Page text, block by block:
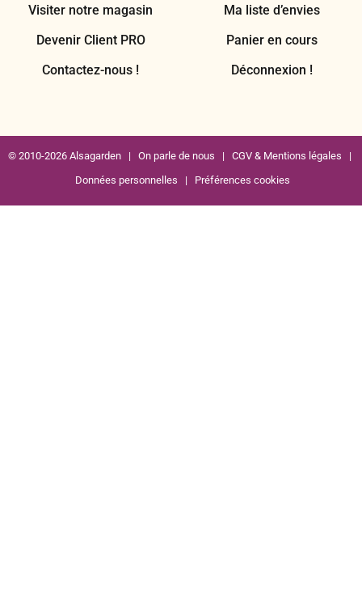
Visiter notre magasin
Devenir Client PRO
Contactez-nous !
Ma liste d’envies
Panier en cours
Déconnexion !
© 2010-2026 Alsagarden | On parle de nous | CGV & Mentions légales |
Données personnelles | Préférences cookies